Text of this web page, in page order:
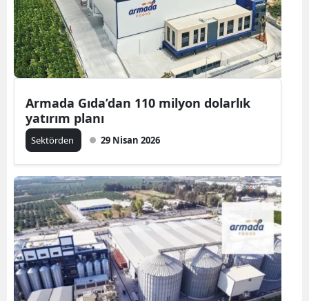
Armada Gıda’dan 110 milyon dolarlık
yatırım planı
Sektörden 29 Nisan 2026